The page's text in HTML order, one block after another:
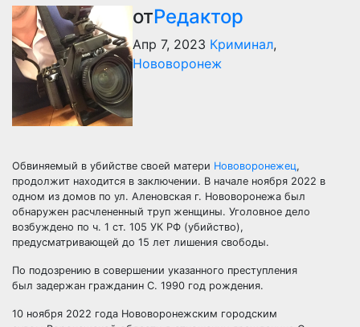
отРедактор
Апр 7, 2023 Криминал,
Нововоронеж
Обвиняемый в убийстве своей матери Нововоронежец,
продолжит находится в заключении. В начале ноября 2022 в
одном из домов по ул. Аленовская г. Нововоронежа был
обнаружен расчлененный труп женщины. Уголовное дело
возбуждено по ч. 1 ст. 105 УК РФ (убийство),
предусматривающей до 15 лет лишения свободы.
По подозрению в совершении указанного преступления
был задержан гражданин С. 1990 год рождения.
10 ноября 2022 года Нововоронежским городским